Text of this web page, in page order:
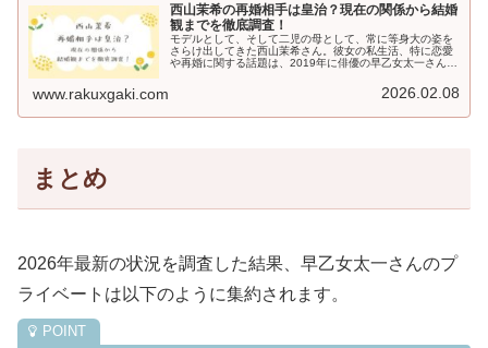
西山茉希の再婚相手は皇治？現在の関係から結婚
観までを徹底調査！
モデルとして、そして二児の母として、常に等身大の姿を
さらけ出してきた西山茉希さん。彼女の私生活、特に恋愛
や再婚に関する話題は、2019年に俳優の早乙女太一さんと
www.rakuxgaki.com 2026.02.08
まとめ
2026年最新の状況を調査した結果、早乙女太一さんのプ
ライベートは以下のように集約されます。